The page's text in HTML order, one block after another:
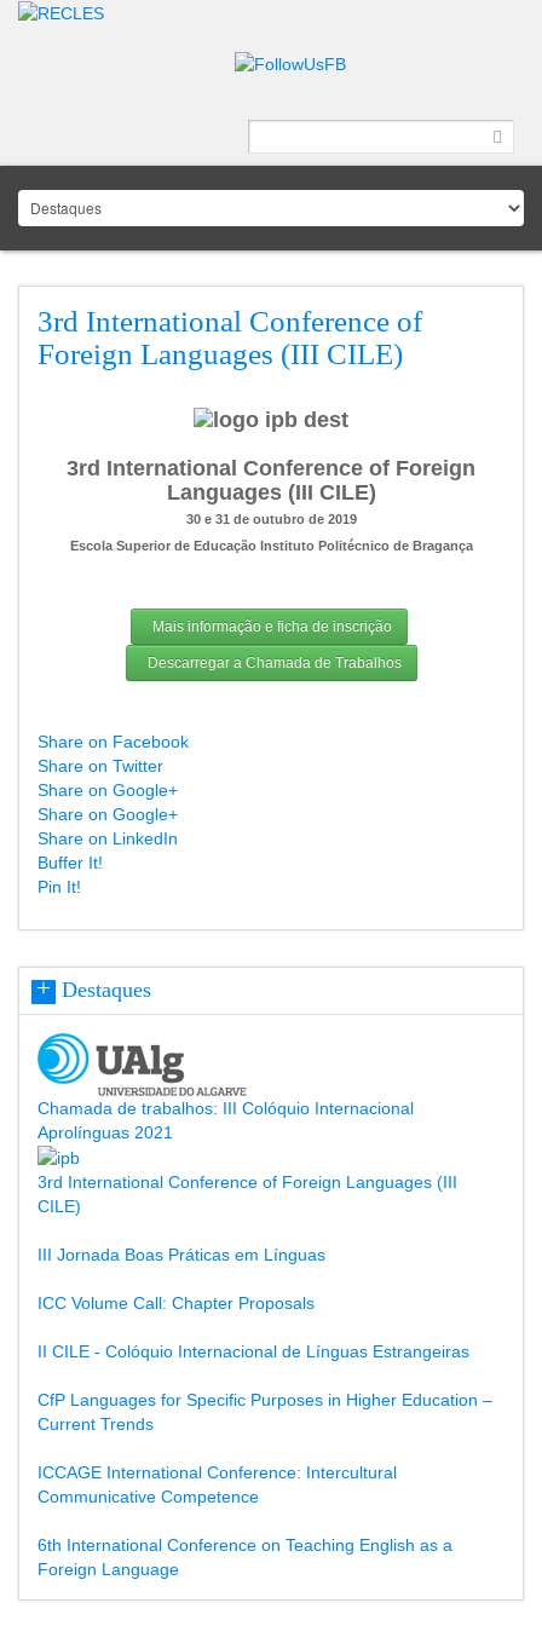
3rd International Conference of
Foreign Languages (III CILE)
3rd International Conference of Foreign
Languages (III CILE)
30 e 31 de outubro de 2019
Escola Superior de Educação Instituto Politécnico de Bragança
Mais informação e ficha de inscrição
Descarregar a Chamada de Trabalhos
Share on Facebook
Share on Twitter
Share on Google+
Share on Google+
Share on LinkedIn
Buffer It!
Pin It!
Destaques
Chamada de trabalhos: III Colóquio Internacional
Aprolínguas 2021
3rd International Conference of Foreign Languages (III
CILE)
III Jornada Boas Práticas em Línguas
ICC Volume Call: Chapter Proposals
II CILE - Colóquio Internacional de Línguas Estrangeiras
CfP Languages for Specific Purposes in Higher Education –
Current Trends
ICCAGE International Conference: Intercultural
Communicative Competence
6th International Conference on Teaching English as a
Foreign Language